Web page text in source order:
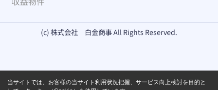
(c) 株式会社 白金商事 All Rights Reserved.
当サイトでは、お客様の当サイト利用状況把握、サービス向上検討を目的と